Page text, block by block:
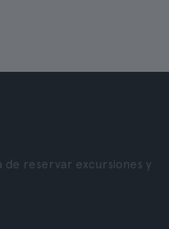
de reservar excursiones y